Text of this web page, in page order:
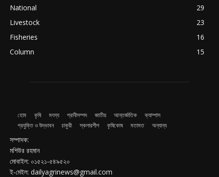
National
29
Livestock
23
Fisheries
16
Column
15
হোম কৃষি মৎস্য প্রানীসম্পদ জাতীয় আন্তর্জাতিক
ক্যাম্পাস
প্রযুক্তি ও উদ্ভাবন
চাকুরী স্কলারশীপ কৃষিকোষ মতামত অন্যান্য
সম্পাদক:
মশিউর রহমান
মোবাইল: ০১৫২১-৫৪৯৫২০
ই-মেইল: dailyagrinews@gmail.com